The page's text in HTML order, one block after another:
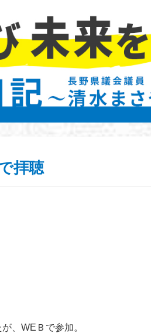
拝聴
、WEＢで参加。